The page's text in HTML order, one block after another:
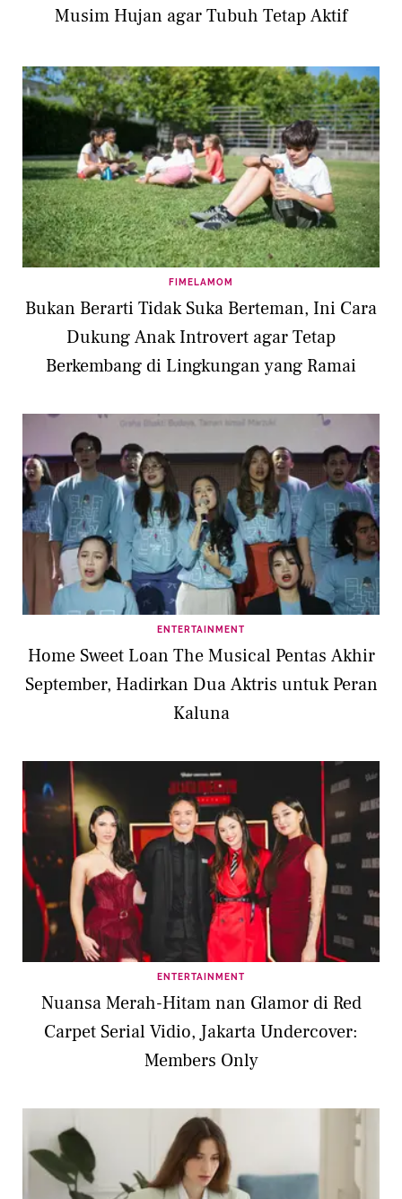
Musim Hujan agar Tubuh Tetap Aktif
FIMELAMOM
Bukan Berarti Tidak Suka Berteman, Ini Cara
Dukung Anak Introvert agar Tetap
Berkembang di Lingkungan yang Ramai
ENTERTAINMENT
Home Sweet Loan The Musical Pentas Akhir
September, Hadirkan Dua Aktris untuk Peran
Kaluna
ENTERTAINMENT
Nuansa Merah-Hitam nan Glamor di Red
Carpet Serial Vidio, Jakarta Undercover:
Members Only